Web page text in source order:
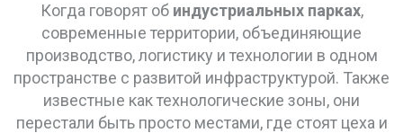
Когда говорят об индустриальных парках,
современные территории, объединяющие
производство, логистику и технологии в одном
пространстве с развитой инфраструктурой. Также
известные кактехнологические зоны, они
перестали быть просто местами, где стоят цеха и